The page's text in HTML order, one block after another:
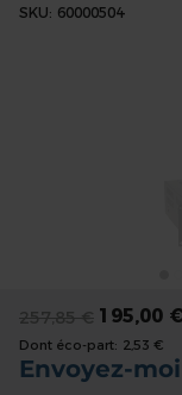
SKU 60000504
195,00 €
257,85 €
Dont éco-part: 2,53 €
the
beginning
of